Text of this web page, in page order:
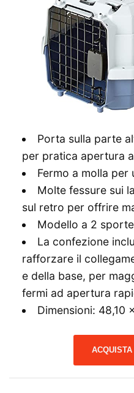
Porta sulla parte
per pratica apertura
Fermo a molla per
Molte fessure sui
sul retro per offrire
Modello a 2
La confezione
rafforzare il
e della base, per
fermi ad apertura
Dimensioni: 48,10